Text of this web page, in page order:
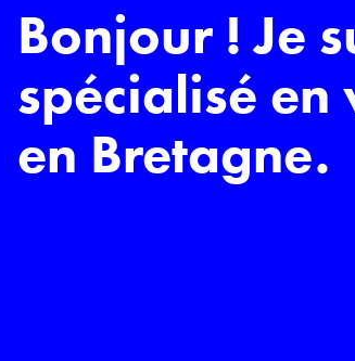
Bonjour ! Je
spécialisé en
en Bretagne.